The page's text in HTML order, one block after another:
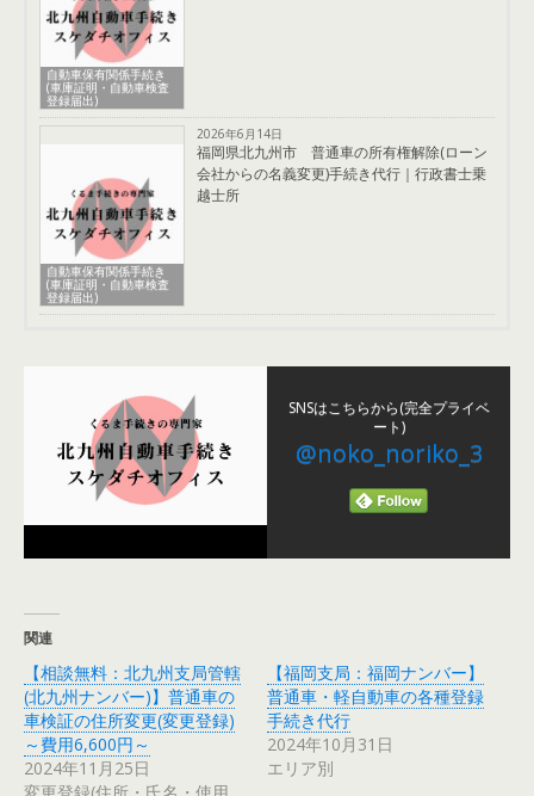
自動車保有関係手続き
(車庫証明・自動車検査
登録届出)
自動車保有関係手続き
(車庫証明・自動車検査
登録届出)
2026年6月14日
福岡県北九州市 普通車の所有権解除(ローン
会社からの名義変更)手続き代行｜行政書士乗
越士所
SNSはこちらから(完全プライベ
ート)
@noko_noriko_3
関連
【相談無料：北九州支局管轄
(北九州ナンバー)】普通車の
車検証の住所変更(変更登録)
～費用6,600円～
2024年11月25日
【福岡支局：福岡ナンバー】
普通車・軽自動車の各種登録
手続き代行
2024年10月31日
エリア別